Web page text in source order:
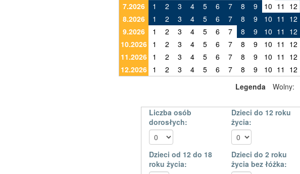
7.2026
1 2 3 4 5 6 7 8 9 10 11 12
8.2026
1 2 3 4 5 6 7 8 9 10 11 12
9.2026
1 2 3 4 5 6 7 8 9 10 11 12
10.2026
1 2 3 4 5 6 7 8 9 10 11 12
11.2026
1 2 3 4 5 6 7 8 9 10 11 12
12.2026
1 2 3 4 5 6 7 8 9 10 11 12
Legenda Wolny:
Liczba osób
dorosłych:
Dzieci od 12 do 18
roku życia:
Dzieci do 12 roku
życia:
Dzieci do 2 roku
życia bez łóżka: